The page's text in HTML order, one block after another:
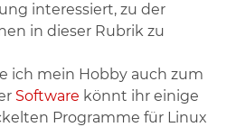
interessiert, zu der
in dieser Rubrik zu
ich mein Hobby auch zum
Software könnt ihr einige
Programme für Linux